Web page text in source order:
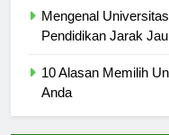
Mengenal
10 Alasan Memilih